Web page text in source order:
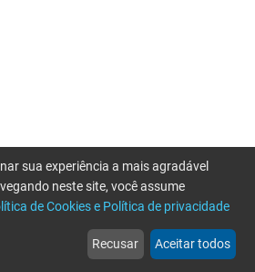
web
Notícias
more_horiz
Mais
sua experiência a mais agradável
neste site, você assume
de Cookies e Política de privacidade
Recusar Aceitar todos
por favor tente novamente